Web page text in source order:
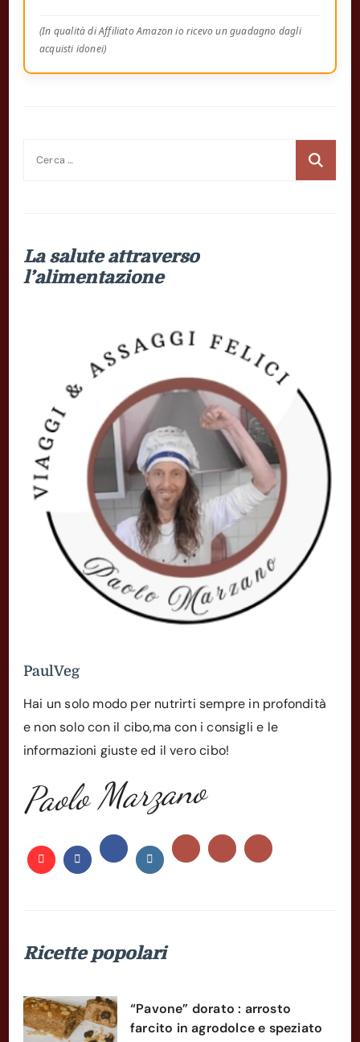
(In qualità di Affiliato Amazon io ricevo un guadagno dagli
acquisti idonei)
La salute attraverso
l’alimentazione
PaulVeg
Hai un solo modo per nutrirti sempre in profondità
e non solo con il cibo,ma con i consigli e le
informazioni giuste ed il vero cibo!
Paolo Marzano
Ricette popolari
“Pavone” dorato : arrosto
farcito in agrodolce e speziato